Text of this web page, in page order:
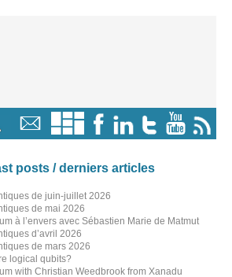
posts / derniers articles
de juin-juillet 2026
de mai 2026
à l’envers avec Sébastien Marie de Matmut
d’avril 2026
de mars 2026
logical qubits?
with Christian Weedbrook from Xanadu